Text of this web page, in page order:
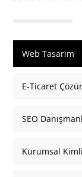
Web Tasarım
E-Ticaret
SEO
Kurumsal